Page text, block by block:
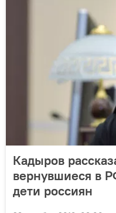
Кадыров
вернувшиеся в
дети россиян